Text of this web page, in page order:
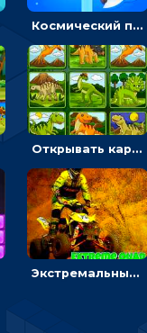
Космический побег: двигать космонавта, чтобы попасть к кораблю
Открывать картинки с динозаврами и складывать в пары по памяти - головоломка
Экстремальные пазлы с квадроциклами: собирать крутые тачки